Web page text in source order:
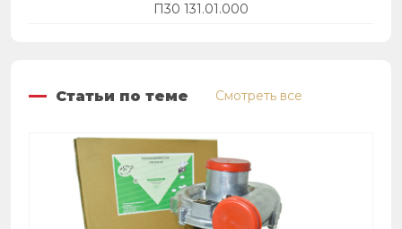
П30 131.01.000
Статьи по теме Смотреть все